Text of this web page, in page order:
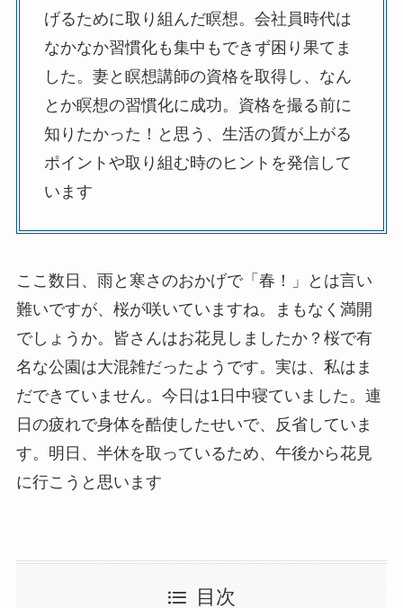
げるために取り組んだ瞑想。会社員時代は
なかなか習慣化も集中もできず困り果てま
した。妻と瞑想講師の資格を取得し、なん
とか瞑想の習慣化に成功。資格を撮る前に
知りたかった！と思う、生活の質が上がる
ポイントや取り組む時のヒントを発信して
います
ここ数日、雨と寒さのおかげで「春！」とは言い
難いですが、桜が咲いていますね。まもなく満開
でしょうか。皆さんはお花見しましたか？桜で有
名な公園は大混雑だったようです。実は、私はま
だできていません。今日は1日中寝ていました。連
日の疲れで身体を酷使したせいで、反省していま
す。明日、半休を取っているため、午後から花見
に行こうと思います
目次